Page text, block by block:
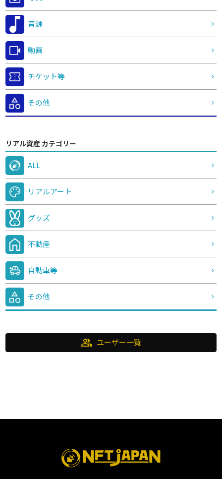
音源
動画
チケット等
その他
リアル資産 カテゴリー
ALL
リアルアート
グッズ
不動産
自動車等
その他
group ユーザー一覧